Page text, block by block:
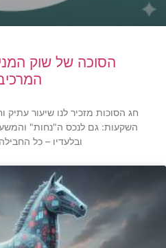
הסוכה של שוק
חג הסוכות מזכיר לנו שיעור עתיק
השקעות: גם לנכס ה"נחות"
ובלעדיו – כל